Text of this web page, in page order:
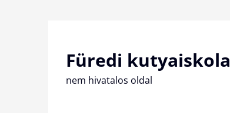
Füredi kutyaiskola
nem hivatalos oldal